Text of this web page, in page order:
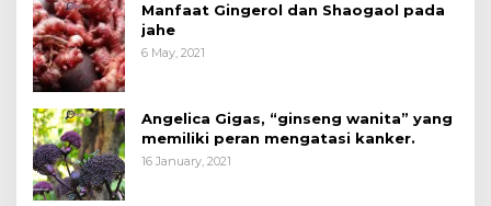
Manfaat Gingerol dan Shaogaol pada
jahe
6 May, 2021
Angelica Gigas, “ginseng wanita” yang
memiliki peran mengatasi kanker.
16 January, 2021